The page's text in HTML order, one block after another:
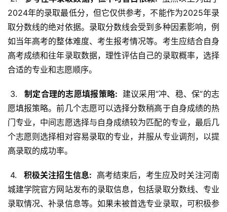
2024年的录取最低分，但它仅供参考，不能作为2025年录
取分数线的绝对依据。录取分数线会受到多种因素影响，例
如当年高考的整体难度、考生报考情况等。考生应结合自身
高考成绩和往年录取数据，理性评估自己的录取概率，选择
合适的专业和志愿顺序。
3.
  制定合理的志愿填报策略:
建议采用“冲、稳、保”的志
愿填报策略。前几个志愿可以选择分数稍高于自身成绩的热
门专业，中间志愿选择与自身成绩较为匹配的专业，最后几
个志愿则选择相对容易录取的专业，并服从专业调剂，以提
高录取的成功率。
4.
  积极关注招生信息:
高考结束后，考生应及时关注河南
城建学院官方网站发布的录取信息，包括录取分数线、专业
录取情况、补录信息等。如果未被首选专业录取，可积极参